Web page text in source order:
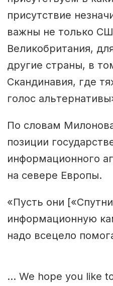
присутствие
важны не только
Великобритания,
другие страны, в
Скандинавия, где
голос
По словам
позиции
информационного
на севере Европы.
«Пусть они
информационную
надо всецело
… We hope you like